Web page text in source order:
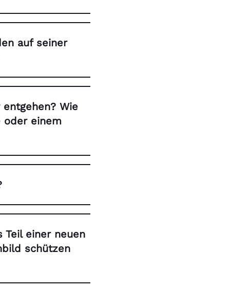
auf seiner
Wie
oder einem
Teil einer neuen
schützen